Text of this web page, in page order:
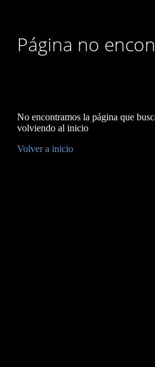
Página no
No encontramos la página que
volviendo al inicio
Volver a inicio